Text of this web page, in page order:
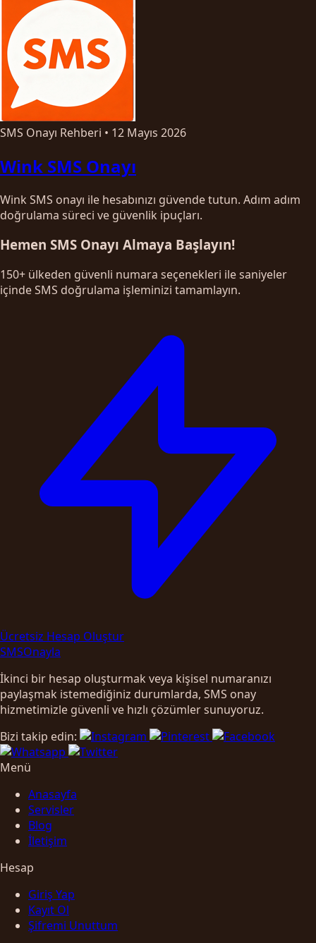
SMS Onayı Rehberi • 12 Mayıs 2026
Wink SMS Onayı
Wink SMS onayı ile hesabınızı güvende tutun. Adım adım
doğrulama süreci ve güvenlik ipuçları.
Hemen SMS Onayı Almaya Başlayın!
150+ ülkeden güvenli numara seçenekleri ile saniyeler
içinde SMS doğrulama işleminizi tamamlayın.
Ücretsiz Hesap Oluştur
SMSOnayla
İkinci bir hesap oluşturmak veya kişisel numaranızı
paylaşmak istemediğiniz durumlarda, SMS onay
hizmetimizle güvenli ve hızlı çözümler sunuyoruz.
Bizi takip edin:
Menü
Anasayfa
Servisler
Blog
İletişim
Hesap
Giriş Yap
Kayıt Ol
Şifremi Unuttum